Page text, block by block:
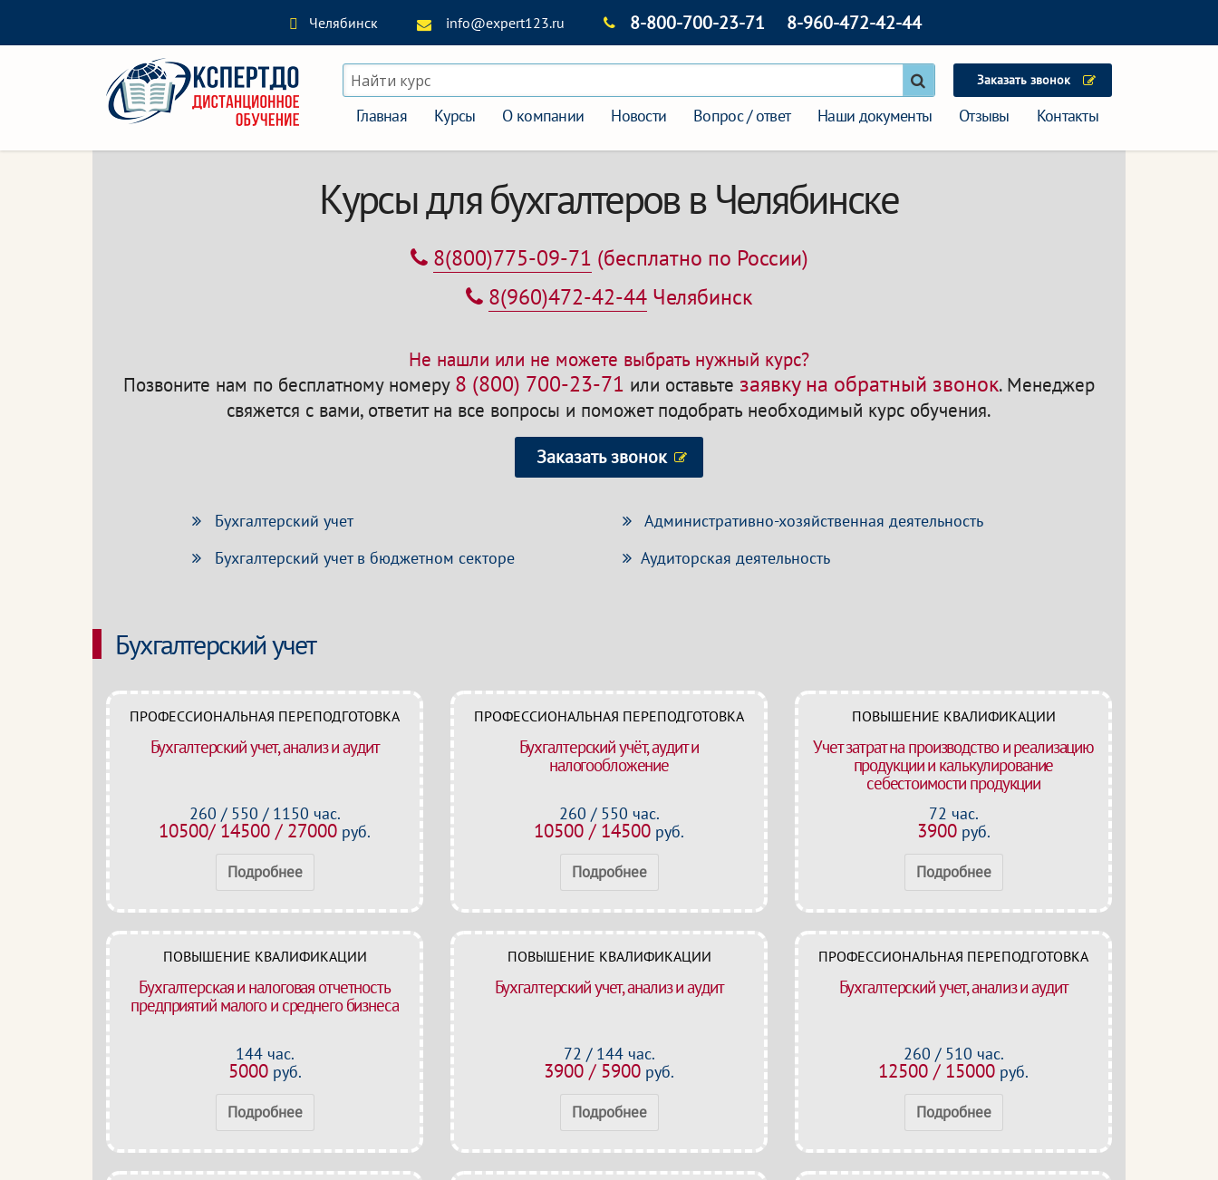
Челябинск info@expert123.ru 8-800-700-23-71 8-960-472-42-44
Найти курс Заказать звонок
Главная Курсы О компании Новости Вопрос / ответ Наши документы Отзывы Контакты
Курсы для бухгалтеров в Челябинске
8(800)775-09-71 (бесплатно по России)
8(960)472-42-44 Челябинск
Не нашли или не можете выбрать нужный курс?
Позвоните нам по бесплатному номеру 8 (800) 700-23-71 или оставьте заявку на обратный звонок.Менеджер
свяжется с вами, ответит на все вопросы и поможет подобрать необходимый курс обучения.
Заказать звонок
Бухгалтерский учет
Бухгалтерский учет в бюджетном секторе
Административно-хозяйственная деятельность
Аудиторская деятельность
Бухгалтерский учет
ПРОФЕССИОНАЛЬНАЯ ПЕРЕПОДГОТОВКА
Бухгалтерский учет, анализ и аудит
260 / 550 / 1150 час.
10500/ 14500 / 27000 руб.
Подробнее
ПРОФЕССИОНАЛЬНАЯ ПЕРЕПОДГОТОВКА
Бухгалтерский учёт, аудит и
налогообложение
260 / 550 час.
10500 / 14500 руб.
Подробнее
ПОВЫШЕНИЕ КВАЛИФИКАЦИИ
Учет затрат на производство и реализацию
продукции и калькулирование
себестоимости продукции
72 час.
3900руб.
Подробнее
ПОВЫШЕНИЕ КВАЛИФИКАЦИИ
Бухгалтерская и налоговая отчетность
предприятий малого и среднего бизнеса
144 час.
5000руб.
Подробнее
ПОВЫШЕНИЕ КВАЛИФИКАЦИИ
Бухгалтерский учет, анализ и аудит
72 / 144 час.
3900 / 5900 руб.
Подробнее
ПРОФЕССИОНАЛЬНАЯ ПЕРЕПОДГОТОВКА
Бухгалтерский учет, анализ и аудит
260 / 510 час.
12500 / 15000 руб.
Подробнее